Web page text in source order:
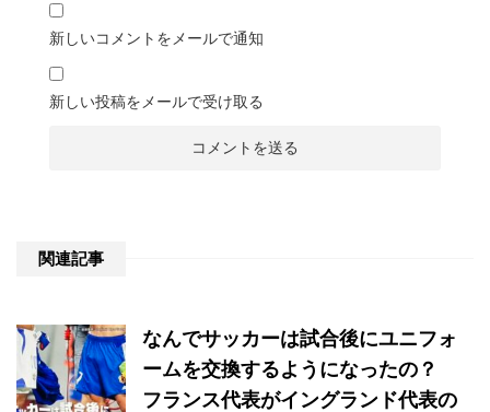
新しいコメントをメールで通知
新しい投稿をメールで受け取る
関連記事
なんでサッカーは試合後にユニフォ
ームを交換するようになったの？
フランス代表がイングランド代表の